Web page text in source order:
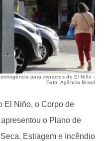
para impactos do El Niño -
Foto: Agência Brasil
El Niño, o Corpo de
o Plano de
Estiagem e Incêndio